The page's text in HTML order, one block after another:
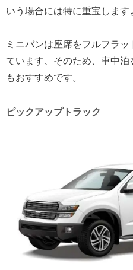
いう場合には特に重宝します
ミニバンは座席をフルフラ
ています、そのため、車中
もおすすめです。
ピックアップトラック